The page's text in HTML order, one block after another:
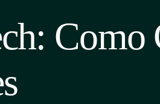
Como